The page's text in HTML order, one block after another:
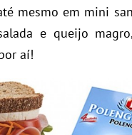
mesmo em mini
e queijo
aí!